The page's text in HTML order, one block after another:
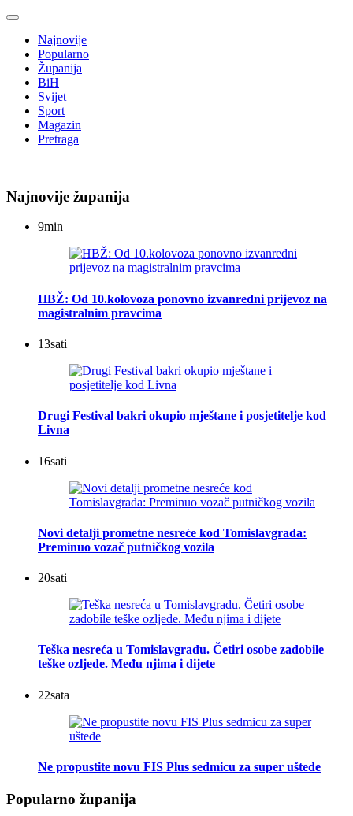
Najnovije
Popularno
Županija
BiH
Svijet
Sport
Magazin
Pretraga
Najnovije županija
9min
HBŽ: Od 10.kolovoza ponovno izvanredni prijevoz na
magistralnim pravcima
13sati
Drugi Festival bakri okupio mještane i posjetitelje kod
Livna
16sati
Novi detalji prometne nesreće kod Tomislavgrada:
Preminuo vozač putničkog vozila
20sati
Teška nesreća u Tomislavgradu. Četiri osobe zadobile
teške ozljede. Među njima i dijete
22sata
Ne propustite novu FIS Plus sedmicu za super uštede
Popularno županija